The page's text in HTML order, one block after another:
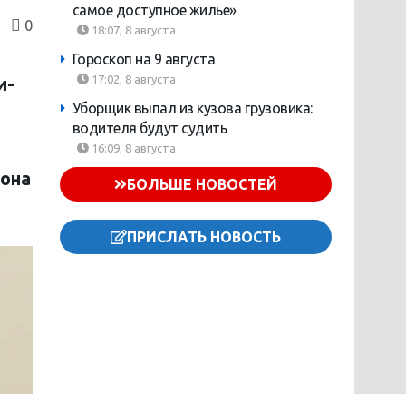
0
самое доступное жилье»
18:07, 8 августа
Гороскоп на 9 августа
17:02, 8 августа
Уборщик выпал из кузова грузовика:
водителя будут судить
16:09, 8 августа
БОЛЬШЕ НОВОСТЕЙ
ПРИСЛАТЬ НОВОСТЬ